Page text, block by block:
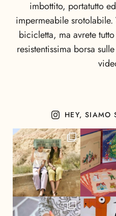
imbottito, portatutto
impermeabile
bicicletta, ma avrete
resistentissima borsa
HEY, SIAMO